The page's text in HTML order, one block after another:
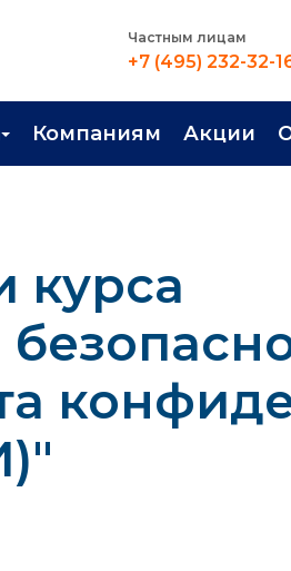
Частным лицам
+7 (495) 232-32-
Компаниям Акции
курса